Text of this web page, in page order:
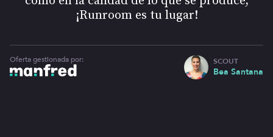
¡Runroom es tu lugar!
Oferta gestionada por: SCOUT
Bea Santana